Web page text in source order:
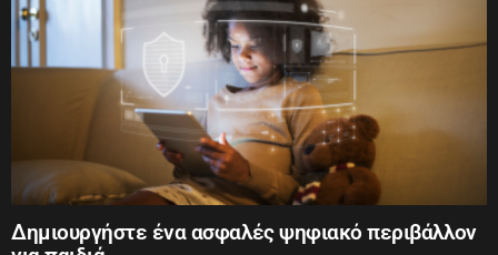
Δημιουργήστε ένα ασφαλές ψηφιακό περιβάλλον